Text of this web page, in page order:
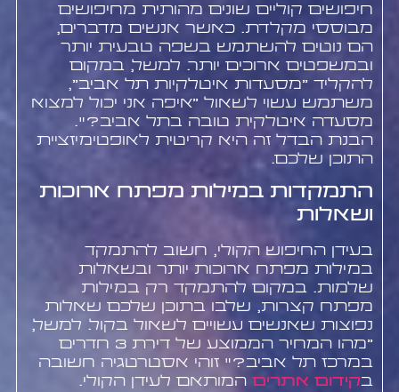
חיפושים קוליים שונים מהותית מחיפושים
מבוססי מקלדת. כאשר אנשים מדברים,
הם נוטים להשתמש בשפה טבעית יותר
ובמשפטים ארוכים יותר. למשל, במקום
להקליד "מסעדות איטלקיות תל אביב",
משתמש עשוי לשאול "איפה אני יכול למצוא
מסעדה איטלקית טובה בתל אביב?".
הבנת הבדל זה היא קריטית לאופטימיזציית
התוכן שלכם.
התמקדות במילות מפתח ארוכות
ושאלות
בעידן החיפוש הקולי, חשוב להתמקד
במילות מפתח ארוכות יותר ובשאלות
שלמות. במקום להתמקד רק במילות
מפתח קצרות, שלבו בתוכן שלכם שאלות
נפוצות שאנשים עשויים לשאול בקול. למשל,
"מהו המחיר הממוצע של דירת 3 חדרים
במרכז תל אביב?" זוהי אסטרטגיה חשובה
בקידום אתריםהמותאם לעידן הקולי.